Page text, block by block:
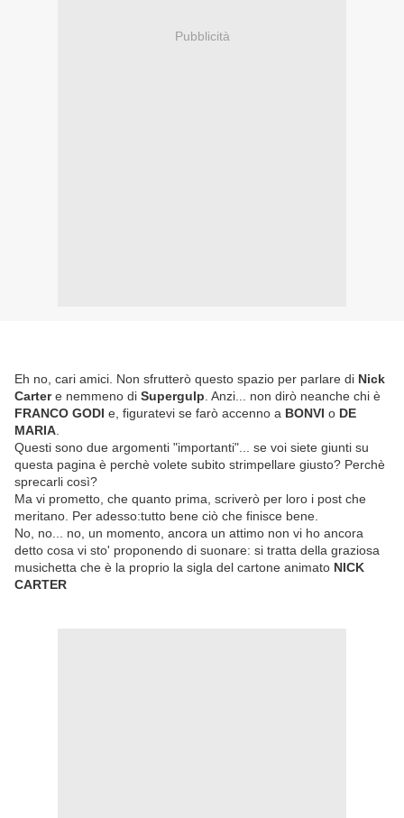
Pubblicità
Eh no, cari amici. Non sfrutterò questo spazio per parlare di Nick
Cartere nemmeno di Supergulp . Anzi... non dirò neanche chi è
FRANCO GODI e, figuratevi se farò accenno a BONVI o DE
MARIA
Questi sono due argomenti "importanti"... se voi siete giunti su
questa pagina è perchè volete subito strimpellare giusto? Perchè
sprecarli così?
Ma vi prometto, che quanto prima, scriverò per loro i post che
meritano. Per adesso:tutto bene ciò che finisce bene.
No, no... no, un momento, ancora un attimo non vi ho ancora
detto cosa vi sto' proponendo di suonare: si tratta della graziosa
musichetta che è la proprio la sigla del cartone animato NICK
CARTER